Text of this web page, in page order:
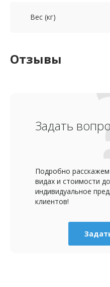
Вес (кг)
Отзывы
Задать
Подробно
видах и стоимости
индивидуальное
клиентов!